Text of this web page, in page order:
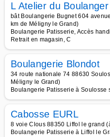
L Atelier du Boulanger
bât Boulangerie Bugnet 604
km de Méligny le Grand)
Boulangerie Patisserie, Accès
Retrait en magasin, C
Boulangerie Blondot
34 route nationale 74 88630
Méligny le Grand)
Boulangerie Patisserie à Soulosse
Cabosse EURL
8 voie Clous 88350 Liffol le grand
Boulangerie Patisserie à Liffol le